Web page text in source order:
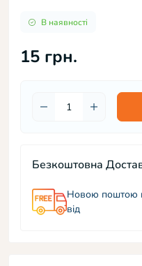
В наявності
15 грн.
Безкоштовна
Новою поштою
від